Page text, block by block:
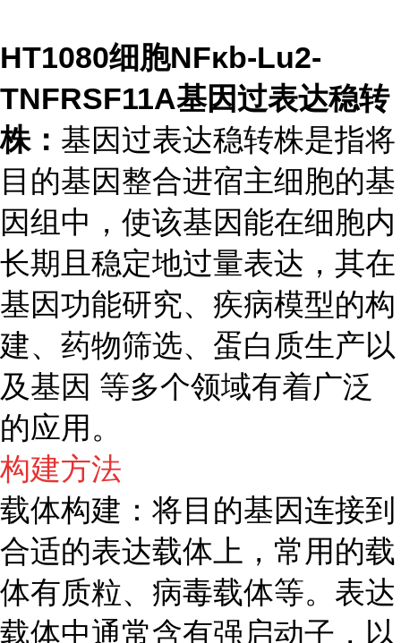
HT1080细胞NFκb-Lu2-
TNFRSF11A基因过表达稳转
株： 基因过表达稳转株是指将
目的基因整合进宿主细胞的基
因组中，使该基因能在细胞内
长期且稳定地过量表达，其在
基因功能研究、疾病模型的构
建、药物筛选、蛋白质生产以
及基因 等多个领域有着广泛
的应用。
构建方法
载体构建：将目的基因连接到
合适的表达载体上，常用的载
体有质粒、病毒载体等。表达
载体中通常含有强启动子，以